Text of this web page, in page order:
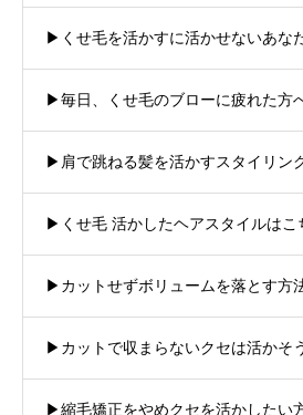
▶︎くせ毛を活かすに活かせないあな
▶︎毎日、くせ毛のブローに疲れた方
▶︎肩で跳ねる髪を活かすスタイリン
▶︎くせ毛 活かしたヘアスタイルはこ
▶︎カットせずボリュームを落とす方
▶︎カットで収まらないクセは活かそ
▶︎縮毛矯正をやめクセを活かしたい